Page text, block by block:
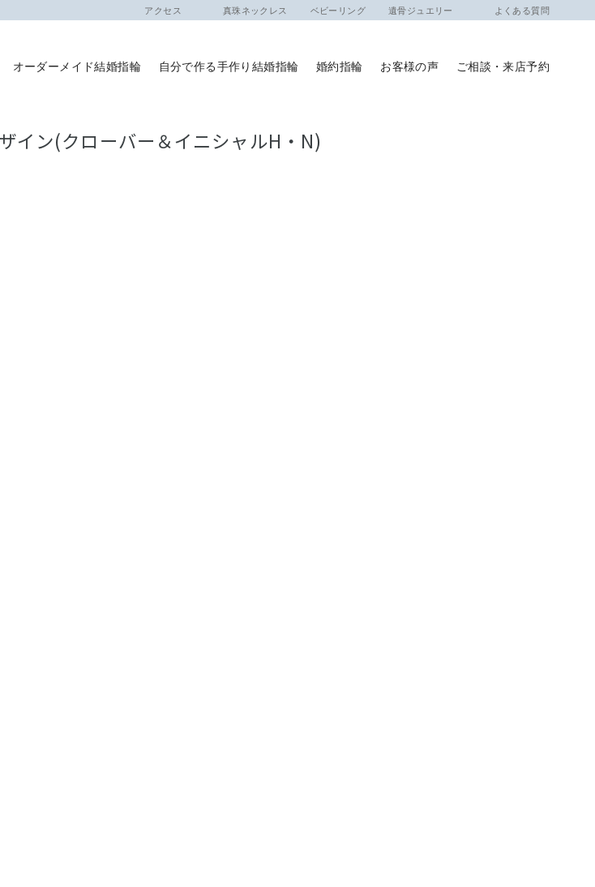
アクセス 真珠ネックレス ベビーリング 遺骨ジュエリー よくある質問
オーダーメイド結婚指輪 自分で作る手作り結婚指輪 婚約指輪 お客様の声 ご相談・来店予約
イン(クローバー＆イニシャルH・N)